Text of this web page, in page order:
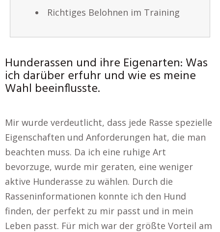
Richtiges Belohnen im Training
Hunderassen und ihre Eigenarten: Was
ich darüber erfuhr und wie es meine
Wahl beeinflusste.
Mir wurde verdeutlicht, dass jede Rasse spezielle
Eigenschaften und Anforderungen hat, die man
beachten muss. Da ich eine ruhige Art
bevorzuge, wurde mir geraten, eine weniger
aktive Hunderasse zu wählen. Durch die
Rasseninformationen konnte ich den Hund
finden, der perfekt zu mir passt und in mein
Leben passt. Für mich war der größte Vorteil am